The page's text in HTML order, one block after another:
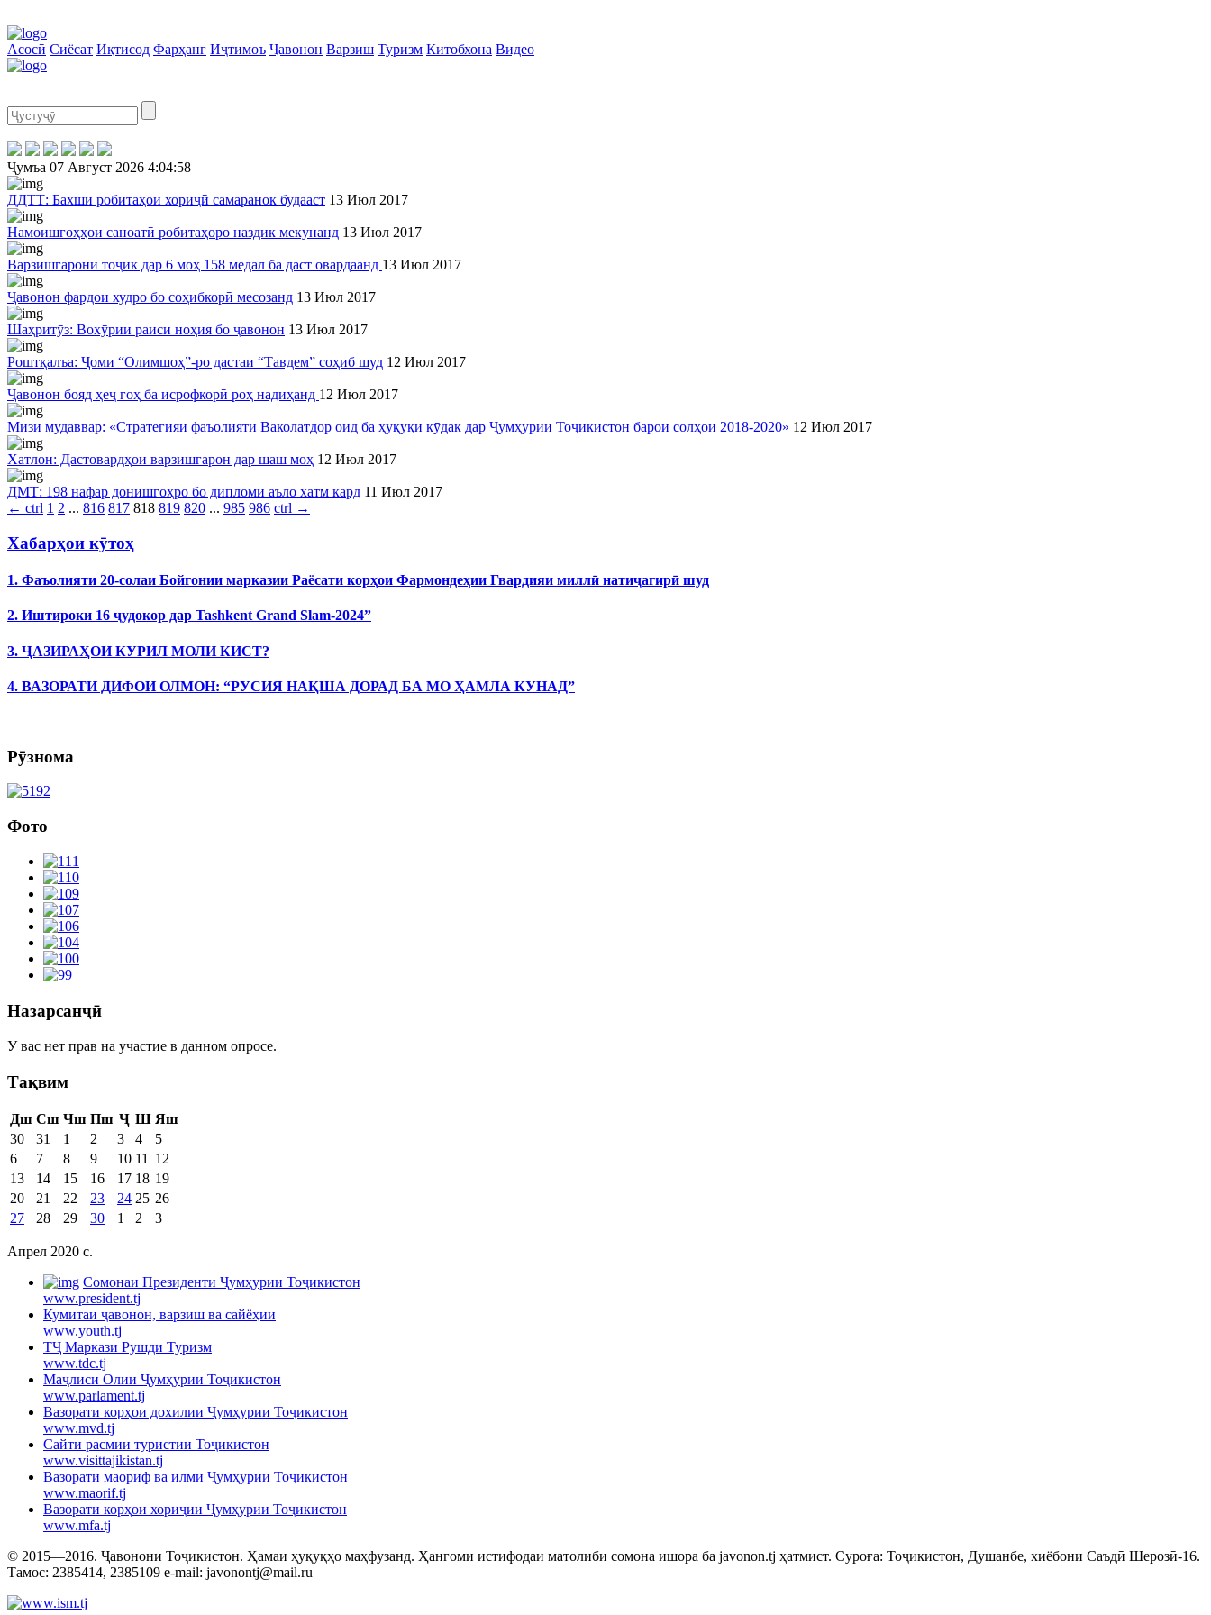
Асосӣ Сиёсат Иқтисод Фарҳанг Иҷтимоъ Ҷавонон Варзиш Туризм Китобхона Видео
Ҷумъа 07 Август 2026 4:04:58
ДДТТ: Бахши робитаҳои хориҷӣ самаранок будааст 13 Июл 2017
Намоишгоҳҳои саноатӣ робитаҳоро наздик мекунанд 13 Июл 2017
Варзишгарони тоҷик дар 6 моҳ 158 медал ба даст овардаанд 13 Июл 2017
Ҷавонон фардои худро бо соҳибкорӣ месозанд 13 Июл 2017
Шаҳритӯз: Вохӯрии раиси ноҳия бо ҷавонон 13 Июл 2017
Роштқалъа: Ҷоми “Олимшоҳ”-ро дастаи “Тавдем” соҳиб шуд 12 Июл 2017
Ҷавонон бояд ҳеҷ гоҳ ба исрофкорӣ роҳ надиҳанд 12 Июл 2017
Мизи мудаввар: «Стратегияи фаъолияти Ваколатдор оид ба ҳуқуқи кӯдак дар Ҷумҳурии Тоҷикистон барои солҳои 2018-2020» 12 Июл 2017
Хатлон: Дастовардҳои варзишгарон дар шаш моҳ 12 Июл 2017
ДМТ: 198 нафар донишгоҳро бо дипломи аъло хатм кард 11 Июл 2017
← ctrl 1 2 ... 816 817 818 819 820 ... 985 986 ctrl →
Хабарҳои кӯтоҳ
1. Фаъолияти 20-солаи Бойгонии марказии Раёсати корҳои Фармондеҳии Гвардияи миллӣ натиҷагирӣ шуд
2. Иштироки 16 ҷудокор дар Tashkent Grand Slam-2024”
3. ҶАЗИРАҲОИ КУРИЛ МОЛИ КИСТ?
4. ВАЗОРАТИ ДИФОИ ОЛМОН: “РУСИЯ НАҚША ДОРАД БА МО ҲАМЛА КУНАД”
Рӯзнома
Фото
Назарсанҷӣ
У вас нет прав на участие в данном опросе.
Тақвим
Дш Сш Чш Пш Ҷ Ш Яш
30
31 1 2 3 4
5
6
7 8 9 10 11
12
13
14 15 16 17 18 19
20
21 22 23 24 25 26
27
28 29 30 1 2 3
Апрел 2020 c.
Cомонаи Президенти Ҷумҳурии Тоҷикистон
www.president.tj
Кумитаи ҷавонон, варзиш ва сайёҳии
www.youth.tj
ТҶ Маркази Рушди Туризм
www.tdc.tj
Маҷлиси Олии Ҷумҳурии Тоҷикистон
www.parlament.tj
Вазорати корҳои дохилии Ҷумҳурии Тоҷикистон
www.mvd.tj
Сайти расмии туристии Тоҷикистон
www.visittajikistan.tj
Вазорати маориф ва илми Ҷумҳурии Тоҷикистон
www.maorif.tj
Вазорати корҳои хориҷии Ҷумҳурии Тоҷикистон
www.mfa.tj
© 2015—2016. Ҷавонони Тоҷикистон. Ҳамаи ҳуқуқҳо маҳфузанд. Ҳангоми истифодаи матолиби сомона ишора ба javonon.tj ҳатмист. Суроға: Тоҷикистон, Душанбе, хиёбони Саъдӣ Шерозӣ-16.
Тамос: 2385414, 2385109 e-mail: javonontj@mail.ru